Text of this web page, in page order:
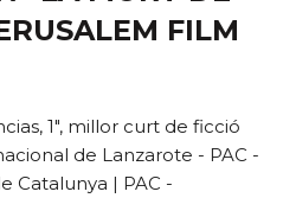
FILM
1", millor curt de ficció
de Lanzarote - PAC -
Catalunya | PAC -